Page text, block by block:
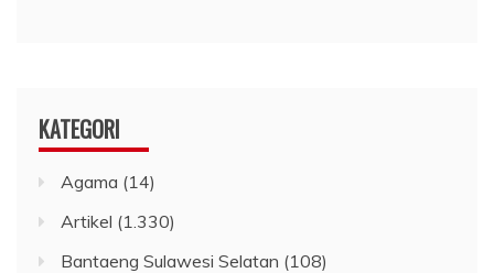
KATEGORI
Agama (14)
Artikel (1.330)
Bantaeng Sulawesi Selatan (108)